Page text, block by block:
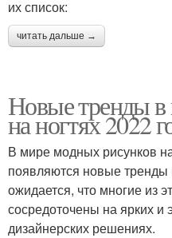
их список:
читать дальше →
Новые тренды
на ногтях 2022
В мире модных рисунков
появляются новые тренды
ожидается, что многие из
сосредоточены на ярких и
дизайнерских решениях.